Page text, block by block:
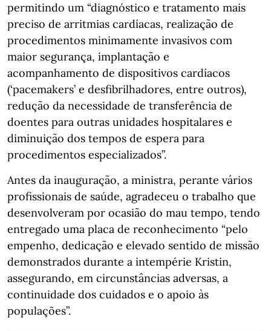
permitindo um “diagnóstico e tratamento mais
preciso de arritmias cardíacas, realização de
procedimentos minimamente invasivos com
maior segurança, implantação e
acompanhamento de dispositivos cardíacos
(‘pacemakers’ e desfibrilhadores, entre outros),
redução da necessidade de transferência de
doentes para outras unidades hospitalares e
diminuição dos tempos de espera para
procedimentos especializados”.
Antes da inauguração, a ministra, perante vários
profissionais de saúde, agradeceu o trabalho que
desenvolveram por ocasião do mau tempo, tendo
entregado uma placa de reconhecimento “pelo
empenho, dedicação e elevado sentido de missão
demonstrados durante a intempérie Kristin,
assegurando, em circunstâncias adversas, a
continuidade dos cuidados e o apoio às
populações”.